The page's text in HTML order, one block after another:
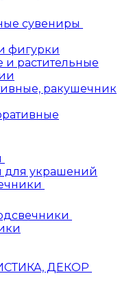
сувениры
фигурки
и растительные
ракушечник
для украшений
ДЕКОР